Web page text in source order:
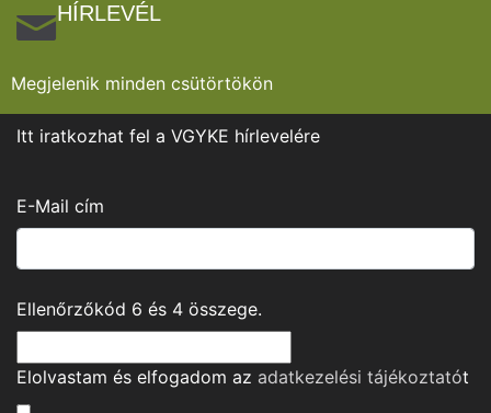
HÍRLEVÉL
Megjelenik minden csütörtökön
Itt iratkozhat fel a VGYKE hírlevelére
E-Mail cím
Ellenőrzőkód 6 és 4 összege.
Elolvastam és elfogadom az adatkezelési tájékoztatót